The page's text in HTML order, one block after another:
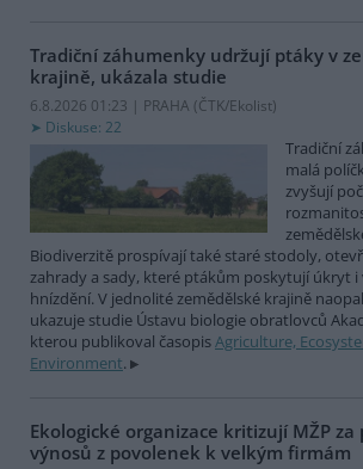
Tradiční záhumenky udržují ptáky v
krajině, ukázala studie
6.8.2026 01:23 | PRAHA (ČTK/Ekolist)
Diskuse: 22
Tradiční
malá
zvyšují
Biodiverzitě prospívají také staré stodoly,
zahrady a sady, které ptákům poskytují úkryt
hnízdění. V jednolité zemědělské krajině
ukazuje studie Ústavu biologie obratlovců
kterou publikoval časopisAgriculture,
Environment.
Ekologické organizace kritizují MŽP za
výnosů z povolenek k velkým firmám